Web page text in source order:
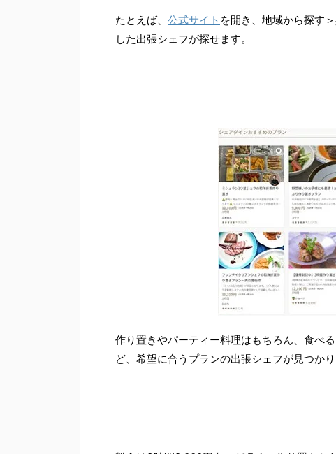
たとえば、 公式サイト を開き、地域から探す
した出張シェフが探せます。
作り置きやパーティー料理はもちろん、食べ
ど、希望に合うプランの出張シェフが見つかり